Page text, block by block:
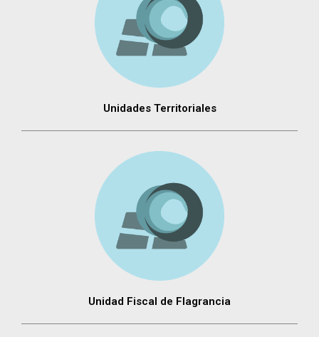
Unidades Territoriales
Unidad Fiscal de Flagrancia